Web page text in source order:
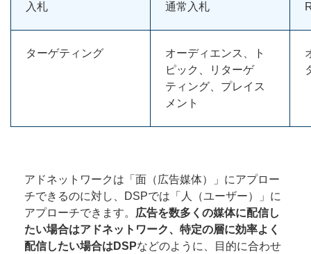
入札 通常入札
ターゲティング
オーディエンス、ト
ピック、リターゲ
ティング、プレイス
メント
アドネットワークは「面（広告媒体）」にアプロー
チできるのに対し、DSPでは「人（ユーザー）」に
アプローチできます。 広告を数多くの媒体に配信し
たい場合はアドネットワーク、特定の層に効率よく
配信したい場合はDSPなどのように、目的に合わせ